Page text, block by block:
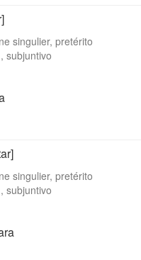
singulier, pretérito
subjuntivo
singulier, pretérito
subjuntivo